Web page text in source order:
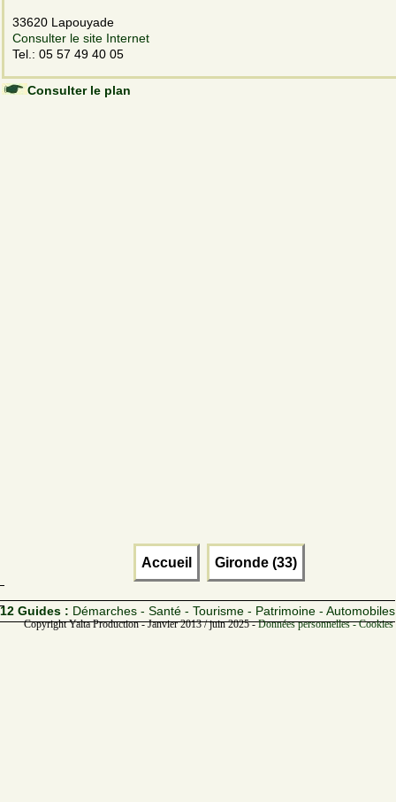
33620 Lapouyade
Consulter le site Internet
Tel.: 05 57 49 40 05
Consulter le plan
Accueil Gironde (33)
12 Guides : Démarches - Santé - Tourisme - Patrimoine - Automobiles
Copyright Yalta Production - Janvier 2013 / juin 2025 -Données personnelles -